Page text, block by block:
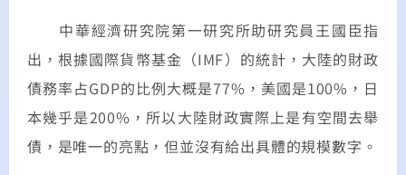
中華經濟研究院第一研究所助研究員王國臣指
出，根據國際貨幣基金（IMF）的統計，大陸的財政
債務率占GDP的比例大概是77%，美國是100%，日
本幾乎是200%，所以大陸財政實際上是有空間去舉
債，是唯一的亮點，但並沒有給出具體的規模數字。